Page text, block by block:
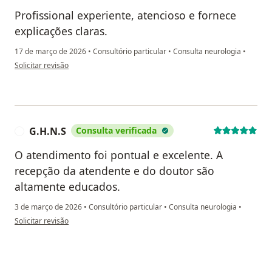
Profissional experiente, atencioso e fornece
explicações claras.
17 de março de 2026 • Consultório particular • Consulta neurologia •
na opinião do utilizador J Junior
Solicitar revisão
G.H.N.S Consulta verificada
O atendimento foi pontual e excelente. A
recepção da atendente e do doutor são
altamente educados.
3 de março de 2026 • Consultório particular • Consulta neurologia •
na opinião do utilizador G.H.N.S
Solicitar revisão